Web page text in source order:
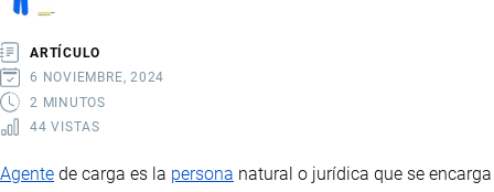
ARTÍCULO
6 NOVIEMBRE, 2024
2 MINUTOS
44 VISTAS
Agente de carga es la persona natural o jurídica que se encarga